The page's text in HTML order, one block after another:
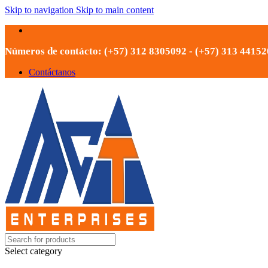
Skip to navigation Skip to main content
Números de contácto: (+57) 312 8305092 - (+57) 313
Contáctanos
Select category